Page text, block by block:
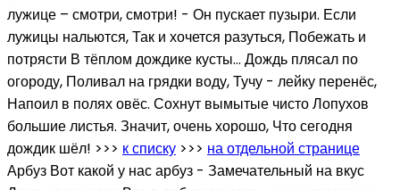
лужице – смотри, смотри! - Он пускает пузыри. Если
лужицы нальются, Так и хочется разуться, Побежать и
потрясти В тёплом дождике кусты… Дождь плясал по
огороду, Поливал на грядки воду, Тучу - лейку перенёс,
Напоил в полях овёс. Сохнут вымытые чисто Лопухов
большие листья. Значит, очень хорошо, Что сегодня
дождик шёл! >>> к списку >>> на отдельной странице
Арбуз Вот какой у нас арбуз - Замечательный на вкус